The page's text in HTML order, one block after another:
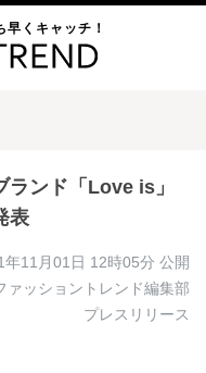
くキャッチ！
ンド「Love is」
表
年11月01日 12時05分 公開
ァッショントレンド編集部
プレスリリース